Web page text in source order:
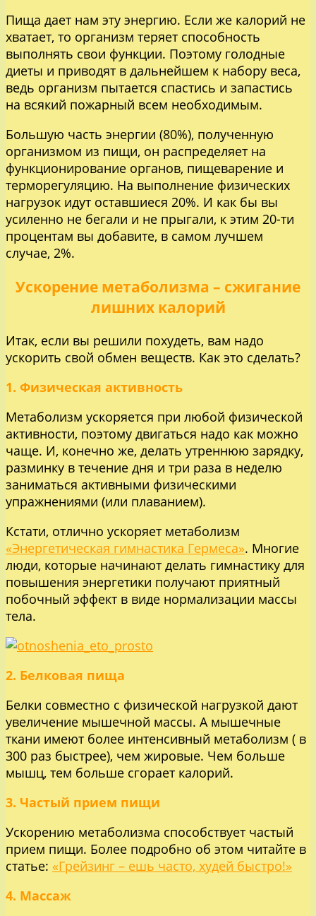
Пища дает нам эту энергию. Если же калорий не
хватает, то организм теряет способность
выполнять свои функции. Поэтому голодные
диеты и приводят в дальнейшем к набору веса,
ведь организм пытается спастись и запастись
на всякий пожарный всем необходимым.
Большую часть энергии (80%), полученную
организмом из пищи, он распределяет на
функционирование органов, пищеварение и
терморегуляцию. На выполнение физических
нагрузок идут оставшиеся 20%. И как бы вы
усиленно не бегали и не прыгали, к этим 20-ти
процентам вы добавите, в самом лучшем
случае, 2%.
Ускорение метаболизма – сжигание
лишних калорий
Итак, если вы решили похудеть, вам надо
ускорить свой обмен веществ. Как это сделать?
1. Физическая активность
Метаболизм ускоряется при любой физической
активности, поэтому двигаться надо как можно
чаще. И, конечно же, делать утреннюю зарядку,
разминку в течение дня и три раза в неделю
заниматься активными физическими
упражнениями (или плаванием).
Кстати, отлично ускоряет метаболизм
«Энергетическая гимнастика Гермеса». Многие
люди, которые начинают делать гимнастику для
повышения энергетики получают приятный
побочный эффект в виде нормализации массы
тела.
2. Белковая пища
Белки совместно с физической нагрузкой дают
увеличение мышечной массы. А мышечные
ткани имеют более интенсивный метаболизм ( в
300 раз быстрее), чем жировые. Чем больше
мышц, тем больше сгорает калорий.
3. Частый прием пищи
Ускорению метаболизма способствует частый
прием пищи. Более подробно об этом читайте в
статье: «Грейзинг – ешь часто, худей быстро!»
4. Массаж